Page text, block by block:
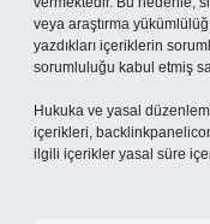
veya araştırma
yazdıkları içeriklerin
sorumluluğu kabul etmiş
Hukuka ve yasal
içerikleri,
ilgili içerikler yasal süre